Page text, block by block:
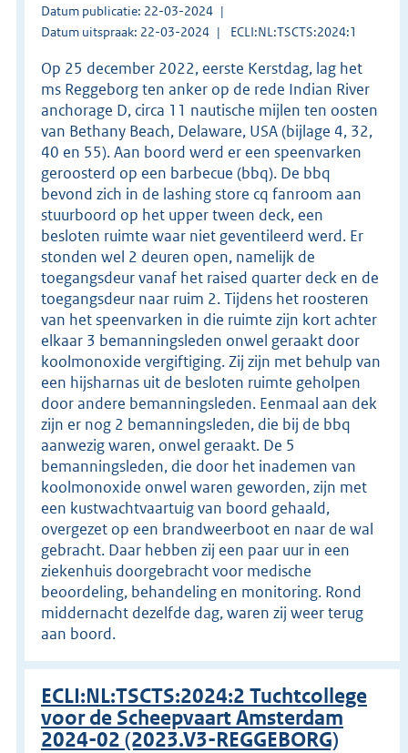
Datum publicatie: 22-03-2024
Datum uitspraak: 22-03-2024
ECLI:NL:TSCTS:2024:1
Op 25 december 2022, eerste Kerstdag, lag het
ms Reggeborg ten anker op de rede Indian River
anchorage D, circa 11 nautische mijlen ten oosten
van Bethany Beach, Delaware, USA (bijlage 4, 32,
40 en 55). Aan boord werd er een speenvarken
geroosterd op een barbecue (bbq). De bbq
bevond zich in de lashing store cq fanroom aan
stuurboord op het upper tween deck, een
besloten ruimte waar niet geventileerd werd. Er
stonden wel 2 deuren open, namelijk de
toegangsdeur vanaf het raised quarter deck en de
toegangsdeur naar ruim 2. Tijdens het roosteren
van het speenvarken in die ruimte zijn kort achter
elkaar 3 bemanningsleden onwel geraakt door
koolmonoxide vergiftiging. Zij zijn met behulp van
een hijsharnas uit de besloten ruimte geholpen
door andere bemanningsleden. Eenmaal aan dek
zijn er nog 2 bemanningsleden, die bij de bbq
aanwezig waren, onwel geraakt. De 5
bemanningsleden, die door het inademen van
koolmonoxide onwel waren geworden, zijn met
een kustwachtvaartuig van boord gehaald,
overgezet op een brandweerboot en naar de wal
gebracht. Daar hebben zij een paar uur in een
ziekenhuis doorgebracht voor medische
beoordeling, behandeling en monitoring. Rond
middernacht dezelfde dag, waren zij weer terug
aan boord.
ECLI:NL:TSCTS:2024:2 Tuchtcollege
voor de Scheepvaart Amsterdam
2024-02 (2023.V3-REGGEBORG)